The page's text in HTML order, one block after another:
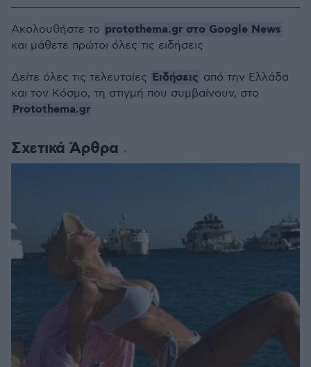
Σχετικά Άρθρα
Ακολουθήστε το protothema.gr στο Google News
και μάθετε πρώτοι όλες τις ειδήσεις
Δείτε όλες τις τελευταίες Ειδήσεις από την Ελλάδα
και τον Κόσμο, τη στιγμή που συμβαίνουν, στο
Protothema.gr